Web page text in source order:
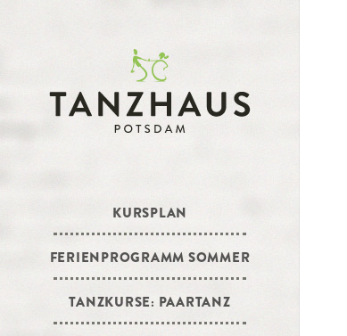
KURSPLAN
FERIENPROGRAMM SOMMER
TANZKURSE: PAARTANZ